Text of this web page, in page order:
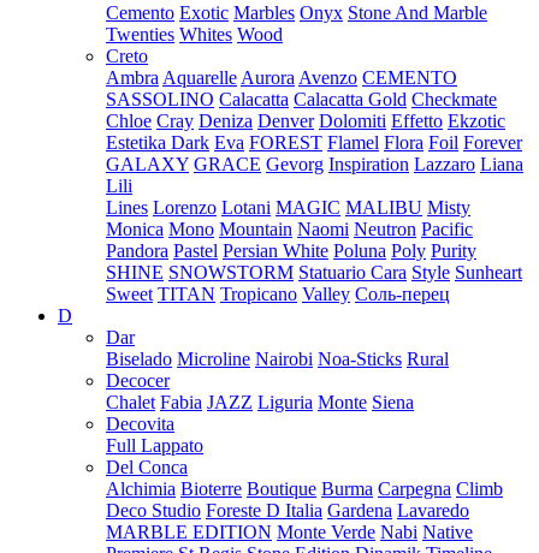
Cemento Exotic Marbles Onyx Stone And Marble
Twenties Whites Wood
Creto
Ambra Aquarelle Aurora Avenzo CEMENTO
SASSOLINO Calacatta Calacatta Gold Checkmate
Chloe Cray Deniza Denver Dolomiti Effetto Ekzotic
Estetika Dark Eva FOREST Flamel Flora Foil Forever
GALAXY GRACE Gevorg Inspiration Lazzaro Liana
Lili
Lines Lorenzo Lotani MAGIC MALIBU Misty
Monica Mono Mountain Naomi Neutron Pacific
Pandora Pastel Persian White Poluna Poly Purity
SHINE SNOWSTORM Statuario Cara Style Sunheart
Sweet TITAN Tropicano Valley Соль-перец
D
Dar
Biselado Microline Nairobi Noa-Sticks Rural
Decocer
Chalet Fabia JAZZ Liguria Monte Siena
Decovita
Full Lappato
Del Conca
Alchimia Bioterre Boutique Burma Carpegna Climb
Deco Studio Foreste D Italia Gardena Lavaredo
MARBLE EDITION Monte Verde Nabi Native